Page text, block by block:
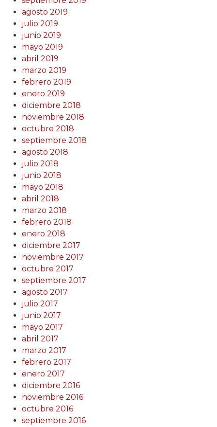
agosto 2019
julio 2019
junio 2019
mayo 2019
abril 2019
marzo 2019
febrero 2019
enero 2019
diciembre 2018
noviembre 2018
octubre 2018
septiembre 2018
agosto 2018
julio 2018
junio 2018
mayo 2018
abril 2018
marzo 2018
febrero 2018
enero 2018
diciembre 2017
noviembre 2017
octubre 2017
septiembre 2017
agosto 2017
julio 2017
junio 2017
mayo 2017
abril 2017
marzo 2017
febrero 2017
enero 2017
diciembre 2016
noviembre 2016
octubre 2016
septiembre 2016